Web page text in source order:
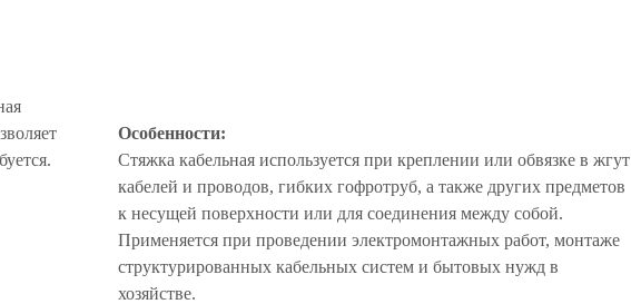
Особенности:
Стяжка кабельная используется при креплении или обвязке в жгут
кабелей и проводов, гибких гофротруб, а также других предметов
к несущей поверхности или для соединения между собой.
Применяется при проведении электромонтажных работ, монтаже
структурированных кабельных систем и бытовых нужд в
хозяйстве.